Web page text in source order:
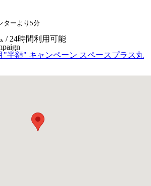
ーより5分
/ 24時間利用可能
"半額" キャンペーン スペースプラス丸